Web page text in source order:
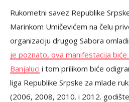
Rukometni savez Republike
Marinkom Umičevićem na čelu
organizaciju drugog Sabora
je poznato, ova manifestacija biće
Banjaluci i tom prilikom biće
liga Republike Srpske za mlade
(2006, 2008, 2010. i 2012.